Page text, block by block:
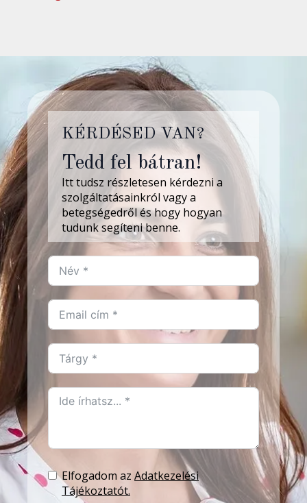
KÉRDÉSED VAN?
Tedd fel bátran!
Itt tudsz részletesen kérdezni a
szolgáltatásainkról vagy a
betegségedről és hogy hogyan
tudunk segíteni benne.
Elfogadom az Adatkezelési
Tájékoztatót.